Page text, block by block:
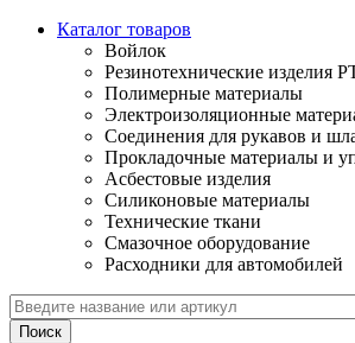
Каталог товаров
Войлок
Резинотехнические изделия
Полимерные материалы
Электроизоляционные
Соединения для рукавов и
Прокладочные материалы и
Асбестовые изделия
Силиконовые материалы
Технические ткани
Смазочное оборудование
Расходники для автомобилей